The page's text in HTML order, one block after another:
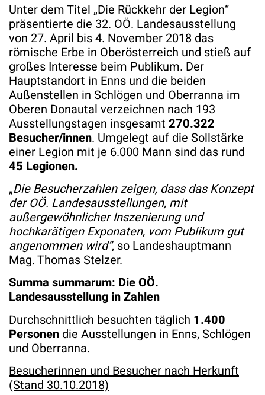
Unter dem Titel „Die Rückkehr der Legion“
präsentierte die 32. OÖ. Landesausstellung
von 27. April bis 4. November 2018 das
römische Erbe in Oberösterreich und stieß auf
großes Interesse beim Publikum. Der
Hauptstandort in Enns und die beiden
Außenstellen in Schlögen und Oberranna im
Oberen Donautal verzeichnen nach 193
Ausstellungstagen insgesamt 270.322
Besucher/innen. Umgelegt auf die Sollstärke
einer Legion mit je 6.000 Mann sind das rund
45 Legionen.
„Die Besucherzahlen zeigen, dass das Konzept
der OÖ. Landesausstellungen, mit
außergewöhnlicher Inszenierung und
hochkarätigen Exponaten, vom Publikum gut
angenommen wird“, so Landeshauptmann
Mag. Thomas Stelzer.
Summa summarum: Die OÖ.
Landesausstellung in Zahlen
Durchschnittlich besuchten täglich 1.400
Personen die Ausstellungen in Enns, Schlögen
und Oberranna.
Besucherinnen und Besucher nach Herkunft
(Stand 30.10.2018)